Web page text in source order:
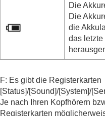
Die
Die
die
das letzte
F: Es gibt die Registerkarten
[Status]/[Sound]/[System]/[
Je nach Ihren Kopfhörern
Registerkarten